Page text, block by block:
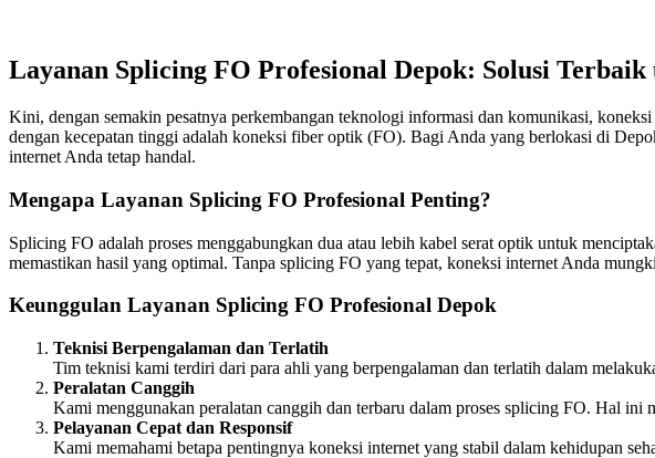
Layanan Splicing FO Profesional Depok: Solusi
Kini, dengan semakin pesatnya perkembangan teknologi informasi dan komunikasi,
dengan kecepatan tinggi adalah koneksi fiber optik (FO). Bagi Anda yang berlokasi di
internet Anda tetap handal.
Mengapa Layanan Splicing FO Profesional Penting?
Splicing FO adalah proses menggabungkan dua atau lebih kabel serat optik untuk
memastikan hasil yang optimal. Tanpa splicing FO yang tepat, koneksi internet Anda
Keunggulan Layanan Splicing FO Profesional Depok
Teknisi Berpengalaman dan Terlatih
Tim teknisi kami terdiri dari para ahli yang berpengalaman dan terlatih dalam
Peralatan Canggih
Kami menggunakan peralatan canggih dan terbaru dalam proses splicing FO. Hal
Pelayanan Cepat dan Responsif
Kami memahami betapa pentingnya koneksi internet yang stabil dalam kehidupan